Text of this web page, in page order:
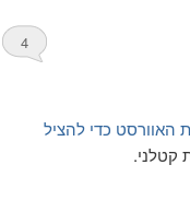
4
כדי להציל
קטלני.